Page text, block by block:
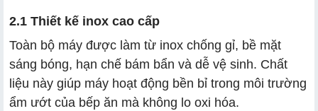
2.1 Thiết kế inox cao cấp
Toàn bộ máy được làm từ inox chống gỉ, bề mặt
sáng bóng, hạn chế bám bẩn và dễ vệ sinh. Chất
liệu này giúp máy hoạt động bền bỉ trong môi trường
ẩm ướt của bếp ăn mà không lo oxi hóa.